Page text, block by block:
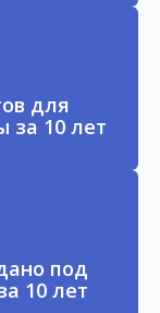
для
за 10 лет
под
10 лет